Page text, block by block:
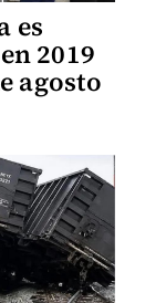
es
2019
agosto